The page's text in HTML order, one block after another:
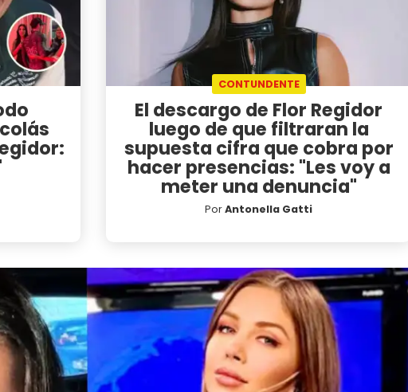
CONTUNDENTE
El descargo de Flor Regidor
luego de que filtraran la
supuesta cifra que cobra por
hacer presencias: "Les voy a
meter una denuncia"
PorAntonella Gatti